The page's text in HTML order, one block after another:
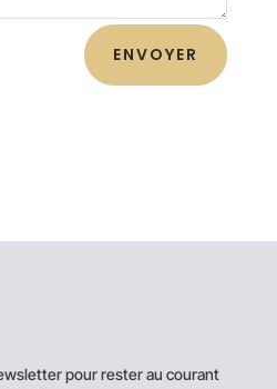
ENVOYER
pour rester au courant